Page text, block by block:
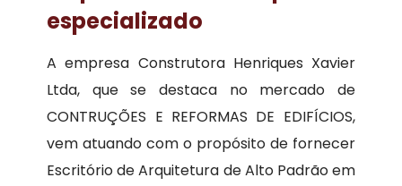
especializado
A empresa Construtora Henriques Xavier
Ltda, que se destaca no mercado de
CONTRUÇÕES E REFORMAS DE EDIFÍCIOS,
vem atuando com o propósito de fornecer
Escritório de Arquitetura de Alto Padrão em